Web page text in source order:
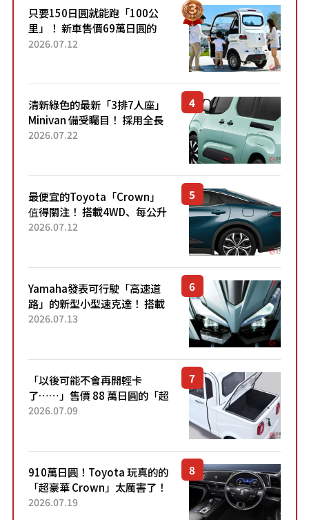
只要150日圓就能跑「100公
里」！ 新車售價69萬日圓的
「3人座」Trike大受歡迎！ 順
2026.07.12
清新綠色的最新「3排7人座」
Minivan 備受矚目！ 採用全長
4.7公尺剛剛好的車身尺寸與
2026.07.22
最便宜的Toyota「Crown」
值得關注！ 搭載4WD、每公升
22.4公里低油耗表現超亮眼！
2026.07.12
Yamaha發表可行駛「高速道
路」的新型小型速克達！ 搭載
能享受超強勁「渦輪感」的動
2026.07.13
「以後可能不會再開輕卡
了……」售價 88 萬日圓的「超
迷你輕型貨車」引發兩極評
了！...
2026.07.09
910萬日圓！Toyota 玩真的的
「超豪華 Crown」太厲害了！
採用由「匠人技藝」打造的
2026.07.19